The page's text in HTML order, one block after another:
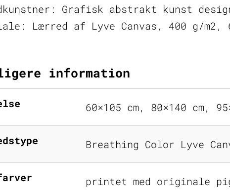
Grafisk abstrakt kunst
Lærred af Lyve Canvas, 400 g/m2,
information
60×105 cm, 80×140 cm,
Breathing Color Lyve
printet med originale